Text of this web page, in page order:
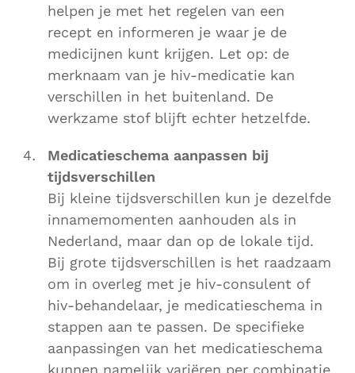
helpen je met het regelen van een
recept en informeren je waar je de
medicijnen kunt krijgen. Let op: de
merknaam van je hiv-medicatie kan
verschillen in het buitenland. De
werkzame stof blijft echter hetzelfde.
Medicatieschema aanpassen bij
tijdsverschillen
Bij kleine tijdsverschillen kun je dezelfde
innamemomenten aanhouden als in
Nederland, maar dan op de lokale tijd.
Bij grote tijdsverschillen is het raadzaam
om in overleg met je hiv-consulent of
hiv-behandelaar, je medicatieschema in
stappen aan te passen. De specifieke
aanpassingen van het medicatieschema
kunnen namelijk variëren per combinatie